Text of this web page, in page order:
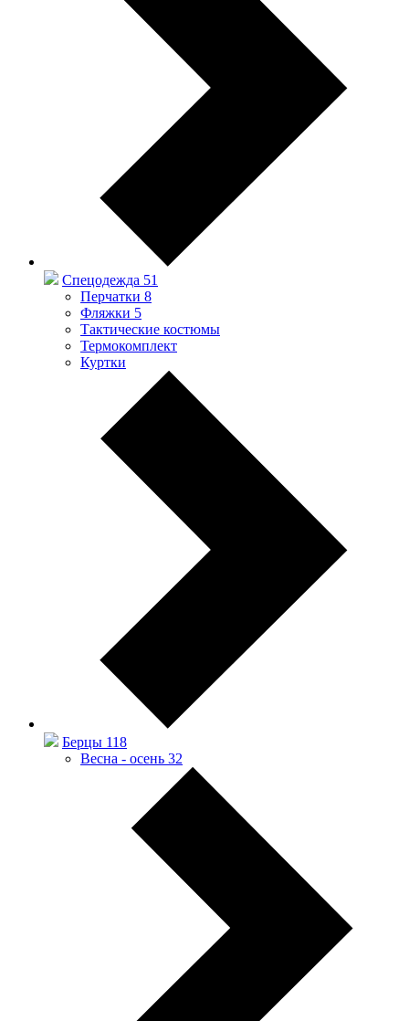
Спецодежда 51
Перчатки 8
Фляжки 5
Тактические костюмы
Термокомплект
Куртки
Берцы 118
Весна - осень 32